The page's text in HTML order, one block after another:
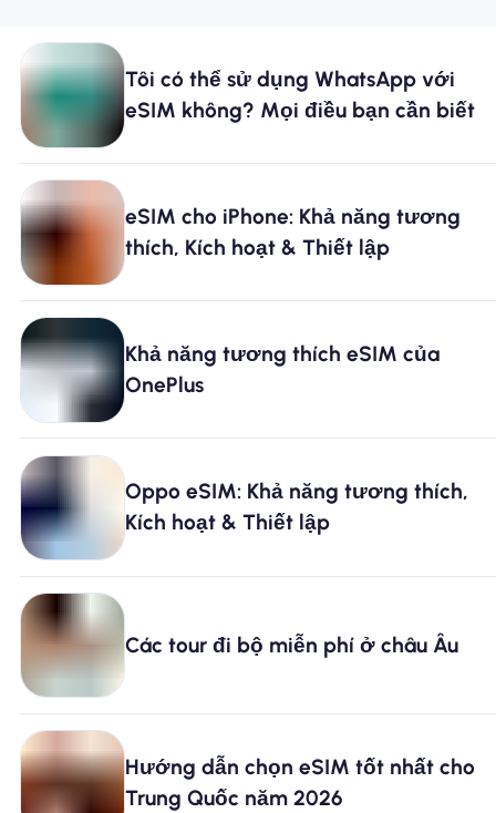
Tại sao eSIM Nomad
Sử dụng eSIM
Cho doanh nghiệp
Tôi có thể sử dụng WhatsApp với
eSIM không? Mọi điều bạn cần biết
eSIM cho iPhone: Khả năng tương
thích, Kích hoạt & Thiết lập
Khả năng tương thích eSIM của
OnePlus
Oppo eSIM: Khả năng tương thích,
Kích hoạt & Thiết lập
Các tour đi bộ miễn phí ở châu Âu
Hướng dẫn chọn eSIM tốt nhất cho
Trung Quốc năm 2026